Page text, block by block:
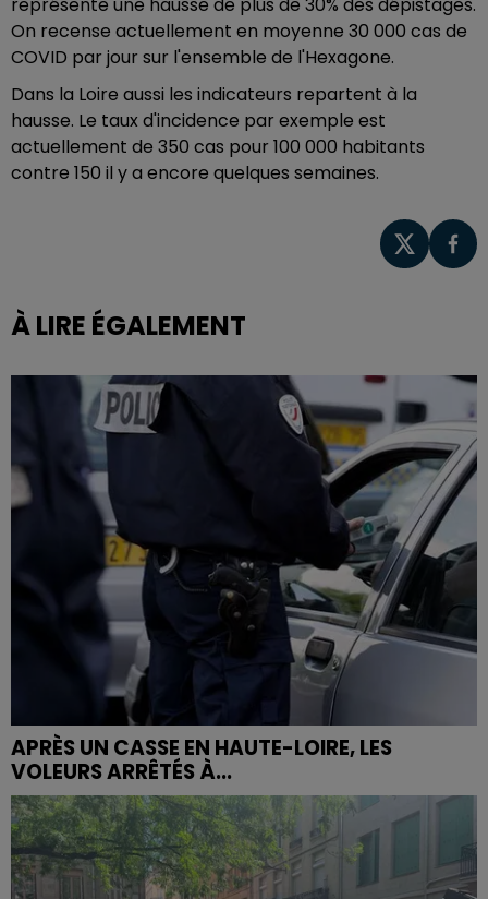
représente une hausse de plus de 30% des dépistages.
On recense actuellement en moyenne 30 000 cas de
COVID par jour sur l'ensemble de l'Hexagone.
Dans la Loire aussi les indicateurs repartent à la
hausse. Le taux d'incidence par exemple est
actuellement de 350 cas pour 100 000 habitants
contre 150 il y a encore quelques semaines.
À LIRE ÉGALEMENT
APRÈS UN CASSE EN HAUTE-LOIRE, LES
VOLEURS ARRÊTÉS À...